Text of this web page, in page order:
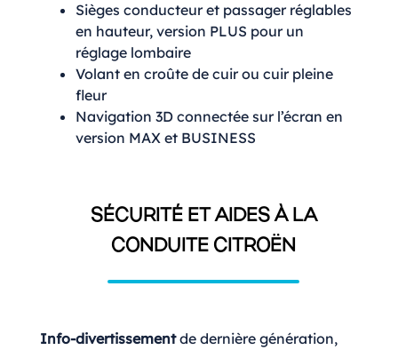
Sièges conducteur et passager réglables
en hauteur, version PLUS pour un
réglage lombaire
Volant en croûte de cuir ou cuir pleine
fleur
Navigation 3D connectée sur l’écran en
version MAX et BUSINESS
SÉCURITÉ ET AIDES À LA
CONDUITE CITROËN
Info-divertissementde dernière génération,